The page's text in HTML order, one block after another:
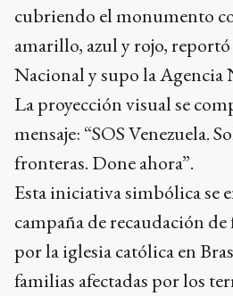
cubriendo el monumento
amarillo, azul y rojo,
Nacional y supo la
La proyección visual se
mensaje: “SOS Venezuela.
fronteras. Done ahora”.
Esta iniciativa simbólica se
campaña de recaudación
por la iglesia católica en
familias afectadas por los